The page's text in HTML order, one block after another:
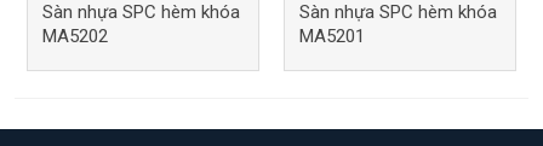
Sàn nhựa SPC hèm khóa
MA5202
Sàn nhựa SPC hèm khóa
MA5201